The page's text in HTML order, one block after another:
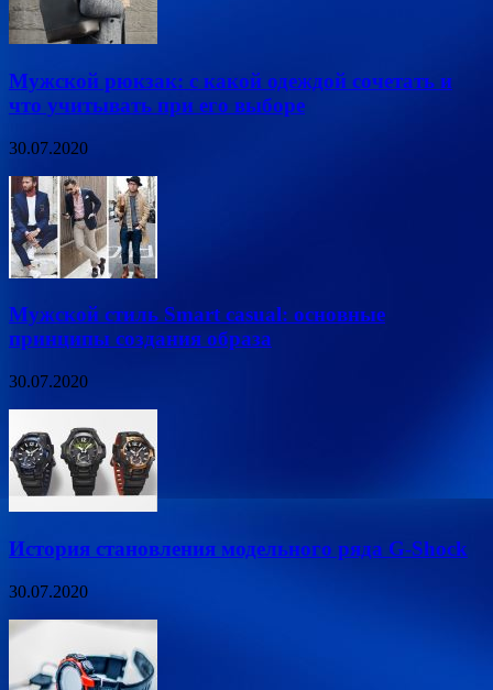
Мужской рюкзак: с какой одеждой сочетать и
что учитывать при его выборе
30.07.2020
Мужской стиль Smart casual: основные
принципы создания образа
30.07.2020
История становления модельного ряда G-Shock
30.07.2020